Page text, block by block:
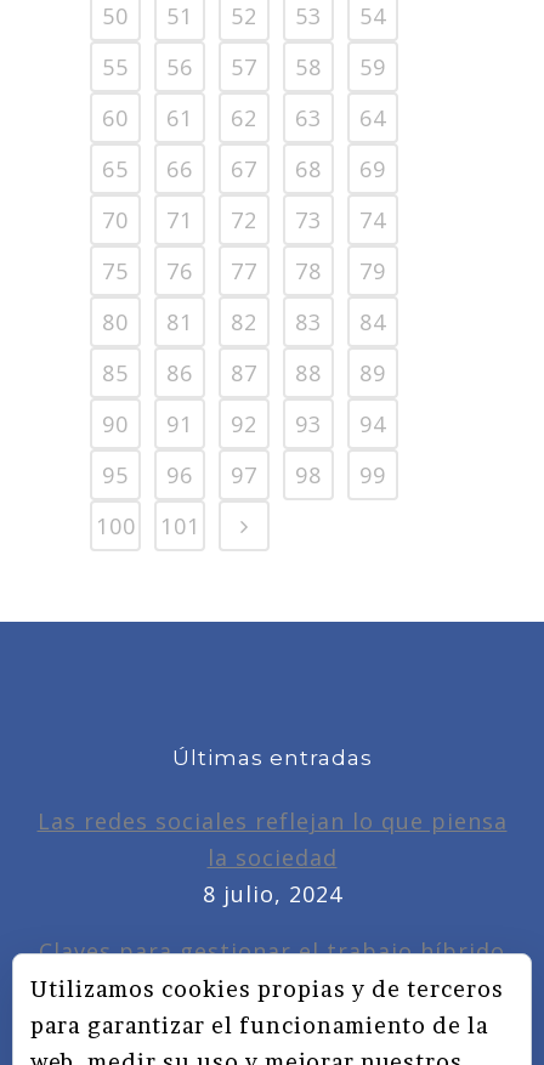
50
51 52 53
54
55
56 57 58
59
60
61 62 63
64
65
66 67 68
69
70
71 72 73
74
75
76 77 78
79
80
81 82 83
84
85
86 87 88
89
90
91 92 93
94
95
96 97 98
99
100
101
Últimas entradas
Las redes sociales reflejan lo que piensa
la sociedad
8 julio, 2024
Claves para gestionar el trabajo híbrido
7 noviembre, 2022
Privacidad, redes sociales y educación
Utilizamos cookies propias y de terceros
para garantizar el funcionamiento de la